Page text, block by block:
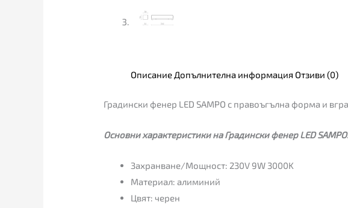
Описание Допълнителна информация Отзиви (0)
Градински фенер LED SAMPO с правоъгълна форма и
Основни характеристики на Градински фенер LED
Захранване/Мощност: 230V 9W 3000K
Материал: алиминий
Цвят: черен